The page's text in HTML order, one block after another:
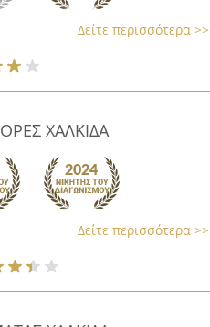
Δείτε περισσότερα >>
ΧΑΛΚΙΔΑ
Δείτε περισσότερα >>